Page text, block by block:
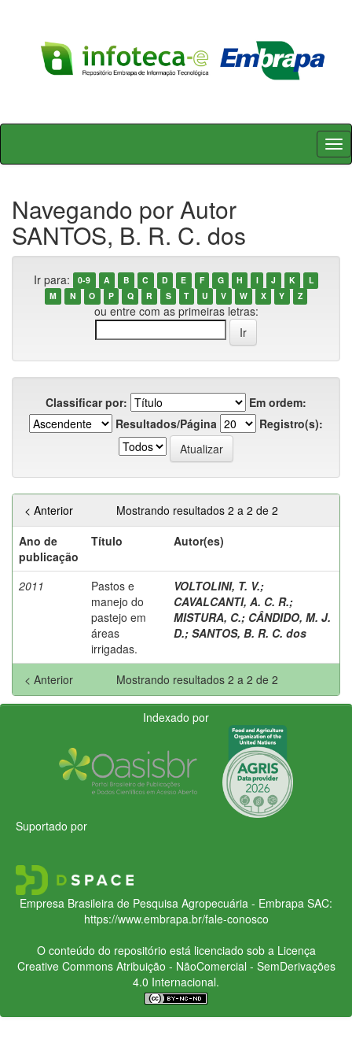
Skip
Navegando por Autor
SANTOS, B. R. C. dos
Ir para: 0-9 A B C D E F G H I J K
L
M
N O P Q R S T U V W X Y Z
ou entre com as primeiras letras:
Classificar por:
Em ordem:
Resultados/Página
Registro(s):
Mostrando resultados 2 a 2 de 2
< Anterior
Ano de
publicação
Título Autor(es)
2011
Pastos e
manejo do
pastejo em
áreas
irrigadas.
VOLTOLINI, T. V.;
CAVALCANTI, A. C. R.;
MISTURA, C.; CÂNDIDO, M. J.
D.; SANTOS, B. R. C. dos
Mostrando resultados 2 a 2 de 2
< Anterior
Indexado por
Suportado por
Empresa Brasileira de Pesquisa Agropecuária - Embrapa SAC:
https://www.embrapa.br/fale-conosco
O conteúdo do repositório está licenciado sob a Licença
Creative CommonsAtribuição - NãoComercial - SemDerivações
4.0 Internacional.